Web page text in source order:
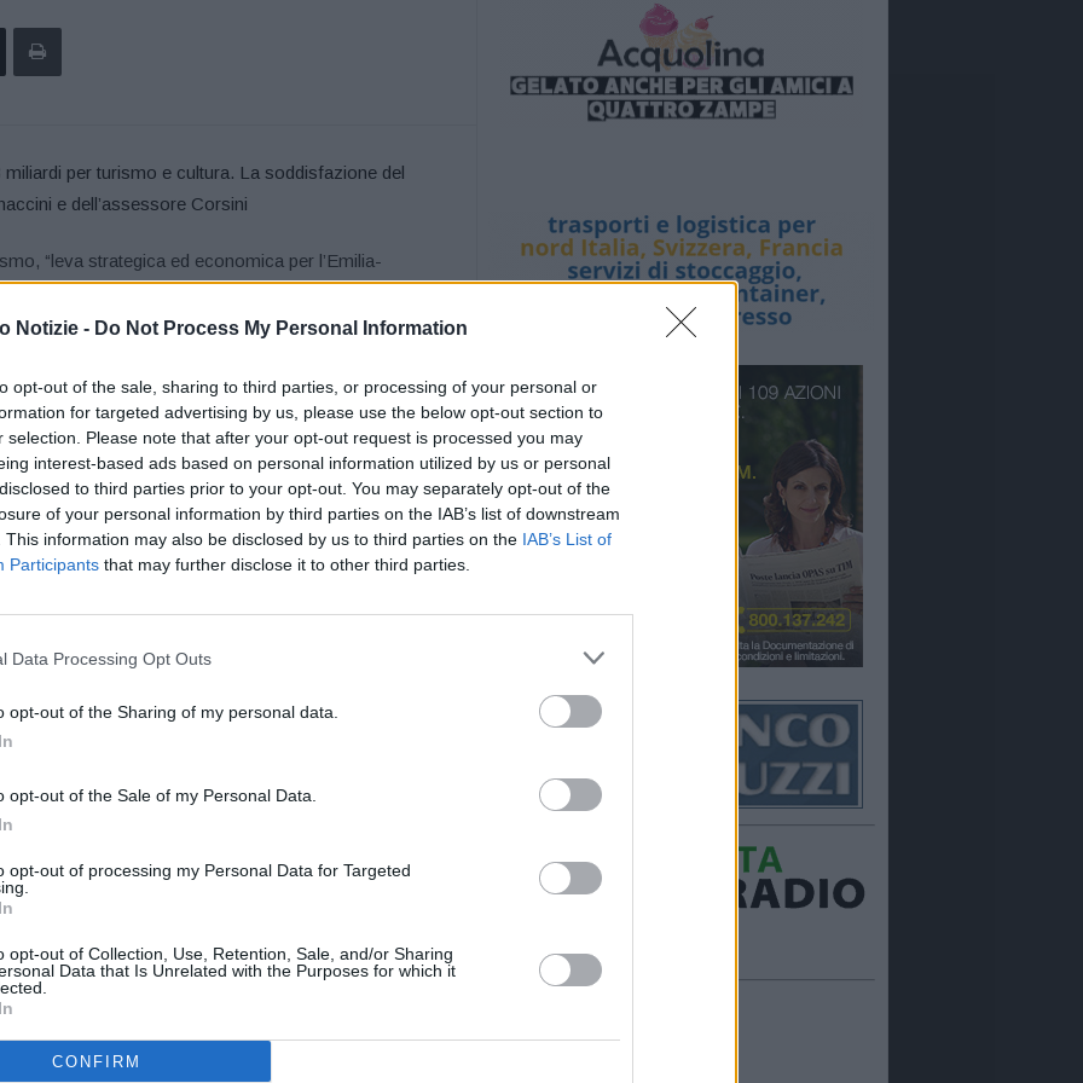
Notizie - Do Not Process My Personal Information
opt-out of the sale, sharing to third parties, or processing of your personal or
for targeted advertising by us, please use the below opt-out section to
selection. Please note that after your opt-out request is processed you may
interest-based ads based on personal information utilized by us or personal
to third parties prior to your opt-out. You may separately opt-out of the
of your personal information by third parties on the IAB’s list of downstream
This information may also be disclosed by us to third parties on the IAB’s List of
Participants that may further disclose it to other third parties.
Data Processing Opt Outs
opt-out of the Sharing of my personal data.
opt-out of the Sale of my Personal Data.
opt-out of processing my Personal Data for Targeted
opt-out of Collection, Use, Retention, Sale, and/or Sharing
Data that Is Unrelated with the Purposes for which it
CONFIRM
“leva strategica ed economica per l’Emilia-
quelle espresse dal presidente della Giunta
, e dall’assessore al Turismo,Andrea
, in particolare, ci sono numerose misure che vanno
città d’arte alla sospensione dell’Imu per le strutture
i precari e gli stagionali agli aiuti per alberghi,
la chiara volontà di costruire una politica
pesava per il 13% del Pil e che è stato il più
presidente e assessore-. Un ringraziamento, in
Emilia-Romagna, dove il settore è già molto
per sviluppare sempre di più l’economia
e Corsini-, fondamentali per la ripartenza, ci
realtà che ci rende unici in tutto il mondo”.